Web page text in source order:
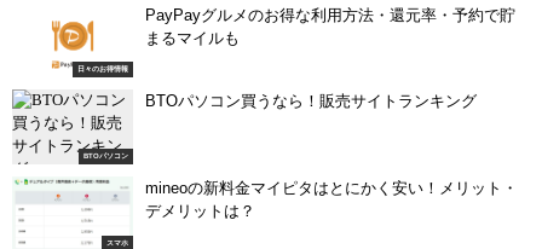
日々のお得情報
PayPayグルメのお得な利用方法・還元率・予約で貯
まるマイルも
BTOパソコン
BTOパソコン買うなら！販売サイトランキング
スマホ
mineoの新料金マイピタはとにかく安い！メリット・
デメリットは？